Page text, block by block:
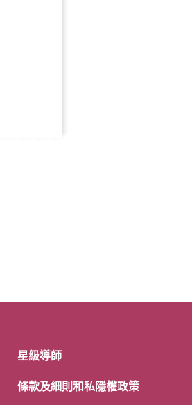
星級導師
條款及細則和私隱權政策